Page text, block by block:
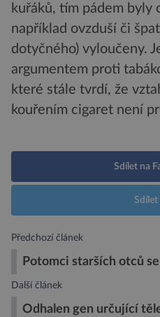
kuřáků, tím pádem byly
například ovzduší či
dotyčného) vyloučeny.
argumentem proti
které stále tvrdí, že
kouřením cigaret není
Sdílet na
Sdílet
Předchozí článek
Potomci starších otců
Další článek
Odhalen gen určující